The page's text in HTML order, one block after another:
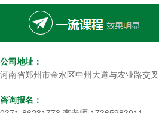
公司地址：
河南省郑州市金水区中州大道与农业路交
咨询报名：